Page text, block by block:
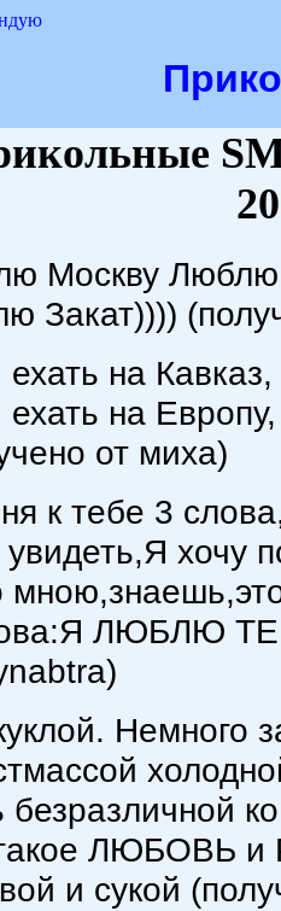
Москву Люблю
Закат))))
ехать на
ехать на
от миха)
к тебе 3
увидеть,Я хочу
ЛЮБЛЮ
Немного
безразличной
ЛЮБОВЬ
и сукой